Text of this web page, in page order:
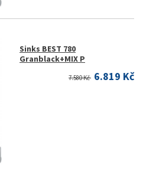
Sinks BEST 780
Granblack+MIX P
7.580 Kč 6.819 Kč